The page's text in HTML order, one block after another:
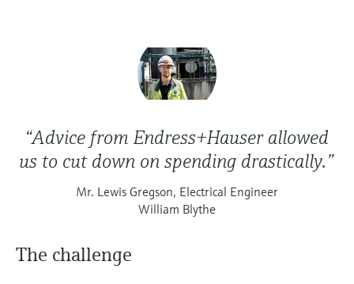
“Advice from Endress+Hauser allowed
us to cut down on spending drastically.”
Mr. Lewis Gregson, Electrical Engineer
William Blythe
The challenge